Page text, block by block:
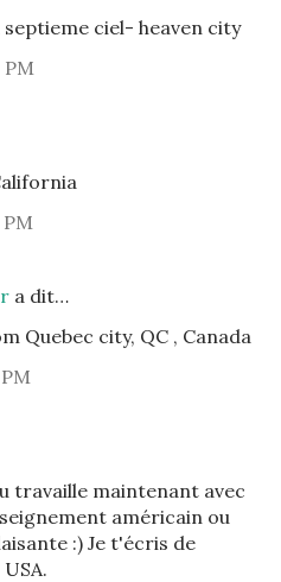
septieme ciel- heaven city
a dit…
Quebec city, QC , Canada
travaille maintenant avec
américain ou
:) Je t'écris de